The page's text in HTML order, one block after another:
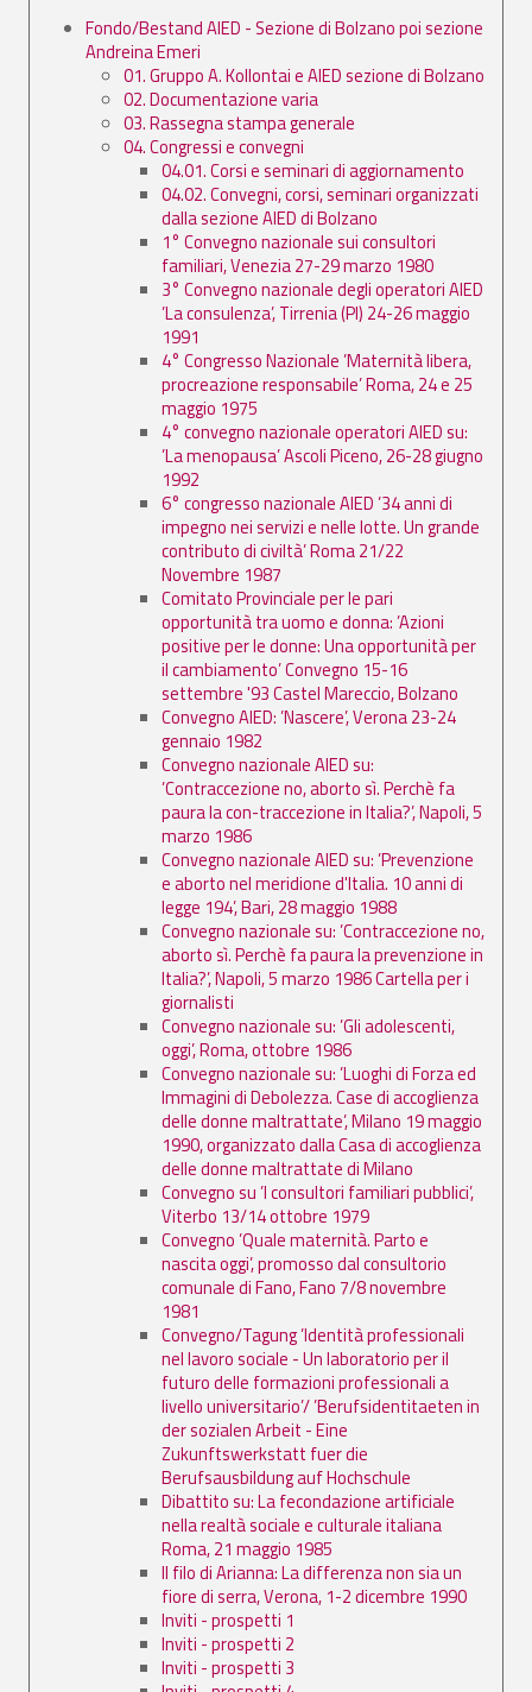
Fondo/Bestand AIED - Sezione di Bolzano poi sezione
Andreina Emeri
01. Gruppo A. Kollontai e AIED sezione di Bolzano
02. Documentazione varia
03. Rassegna stampa generale
04. Congressi e convegni
04.01. Corsi e seminari di aggiornamento
04.02. Convegni, corsi, seminari organizzati
dalla sezione AIED di Bolzano
1° Convegno nazionale sui consultori
familiari, Venezia 27-29 marzo 1980
3° Convegno nazionale degli operatori AIED
’La consulenza’, Tirrenia (PI) 24-26 maggio
1991
4° Congresso Nazionale ’Maternità libera,
procreazione responsabile’ Roma, 24 e 25
maggio 1975
4° convegno nazionale operatori AIED su:
’La menopausa’ Ascoli Piceno, 26-28 giugno
1992
6° congresso nazionale AIED ’34 anni di
impegno nei servizi e nelle lotte. Un grande
contributo di civiltà’ Roma 21/22
Novembre 1987
Comitato Provinciale per le pari
opportunità tra uomo e donna: ’Azioni
positive per le donne: Una opportunità per
il cambiamento’ Convegno 15-16
settembre '93 Castel Mareccio, Bolzano
Convegno AIED: ’Nascere’, Verona 23-24
gennaio 1982
Convegno nazionale AIED su:
’Contraccezione no, aborto sì. Perchè fa
paura la con-traccezione in Italia?’, Napoli, 5
marzo 1986
Convegno nazionale AIED su: ’Prevenzione
e aborto nel meridione d'Italia. 10 anni di
legge 194’, Bari, 28 maggio 1988
Convegno nazionale su: ’Contraccezione no,
aborto sì. Perchè fa paura la prevenzione in
Italia?’, Napoli, 5 marzo 1986 Cartella per i
giornalisti
Convegno nazionale su: ’Gli adolescenti,
oggi’, Roma, ottobre 1986
Convegno nazionale su: ’Luoghi di Forza ed
Immagini di Debolezza. Case di accoglienza
delle donne maltrattate’, Milano 19 maggio
1990, organizzato dalla Casa di accoglienza
delle donne maltrattate di Milano
Convegno su ’I consultori familiari pubblici’,
Viterbo 13/14 ottobre 1979
Convegno ’Quale maternità. Parto e
nascita oggi’, promosso dal consultorio
comunale di Fano, Fano 7/8 novembre
1981
Convegno/Tagung ’Identità professionali
nel lavoro sociale - Un laboratorio per il
futuro delle formazioni professionali a
livello universitario’/ ’Berufsidentitaeten in
der sozialen Arbeit - Eine
Zukunftswerkstatt fuer die
Berufsausbildung auf Hochschule
Dibattito su: La fecondazione artificiale
nella realtà sociale e culturale italiana
Roma, 21 maggio 1985
Il filo di Arianna: La differenza non sia un
fiore di serra, Verona, 1-2 dicembre 1990
Inviti - prospetti 1
Inviti - prospetti 2
Inviti - prospetti 3